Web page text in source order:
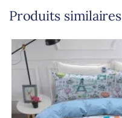
Produits similaires